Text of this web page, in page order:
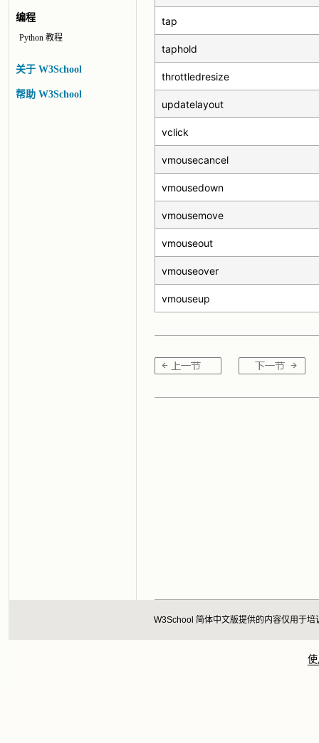
编程
Python 教程
关于 W3School
帮助 W3School
tap
taphold
throttledresize
updatelayout
vclick
vmousecancel
vmousedown
vmousemove
vmouseout
vmouseover
vmouseup
W3School 简体中文版提供的内容仅用于